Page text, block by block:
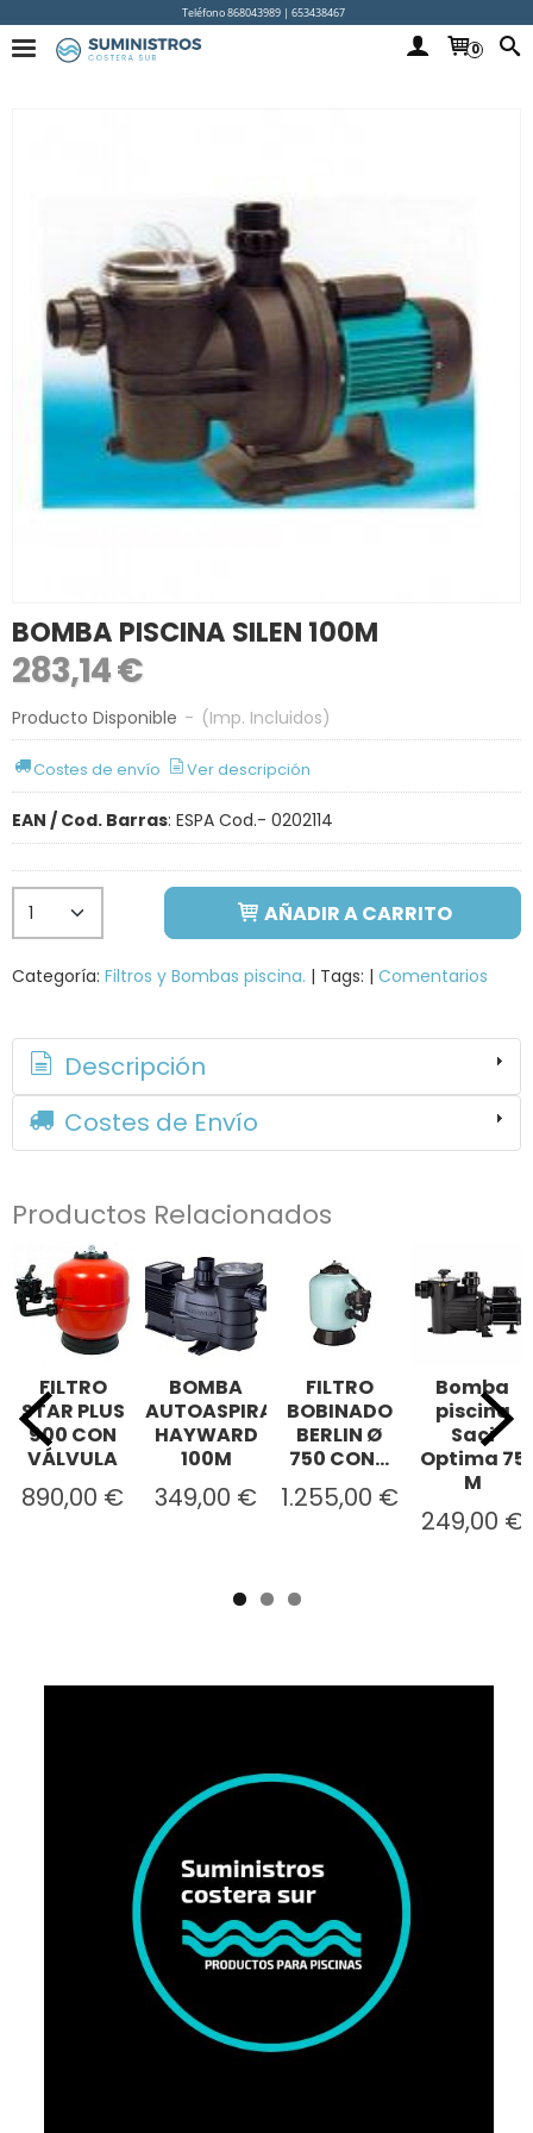
Teléfono 868043989 | 653438467
0
BOMBA PISCINA SILEN 100M
283,14 €
Producto Disponible - (Imp. Incluidos)
Costes de envío Ver descripción
EAN / Cod. Barras: ESPA Cod.- 0202114
AÑADIR A CARRITO
Categoría: Filtros y Bombas piscina. | Tags: | Comentarios
Descripción
Costes de Envío
Productos Relacionados
FILTRO
STAR PLUS
900 CON
VÁLVULA
890,00 €
BOMBA
AUTOASPIRANTE
HAYWARD
100M
349,00 €
FILTRO
BOBINADO
BERLIN Ø
750 CON...
1.255,00 €
Bomba
piscina
Saci
Optima 75
M
249,00 €